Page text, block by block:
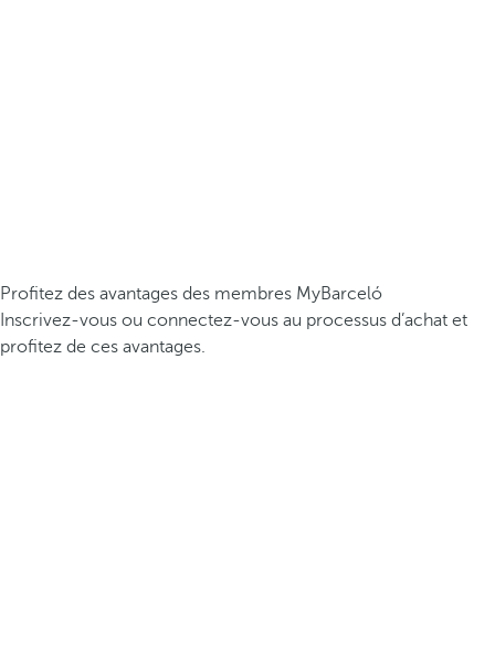
Profitez des avantages des membres MyBarceló
Inscrivez-vous ou connectez-vous au processus d’achat et
profitez de ces avantages.